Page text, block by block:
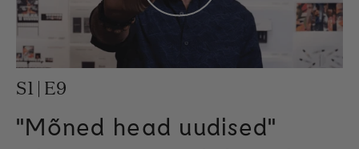
S1 | E9
"Mõned head uudised"